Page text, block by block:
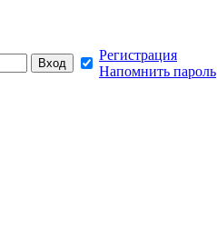
Регистрация
Напомнить пароль